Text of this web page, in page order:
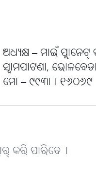
ଅଧ୍ୟକ୍ଷ – ମାଇଁ ପ୍ଲାନେଟ୍
ସ୍ୱାମପାଟଣା,
ମୋ – ୯୯୩୮୮୧୬୦୬୯
କରି ପାରିବେ୤